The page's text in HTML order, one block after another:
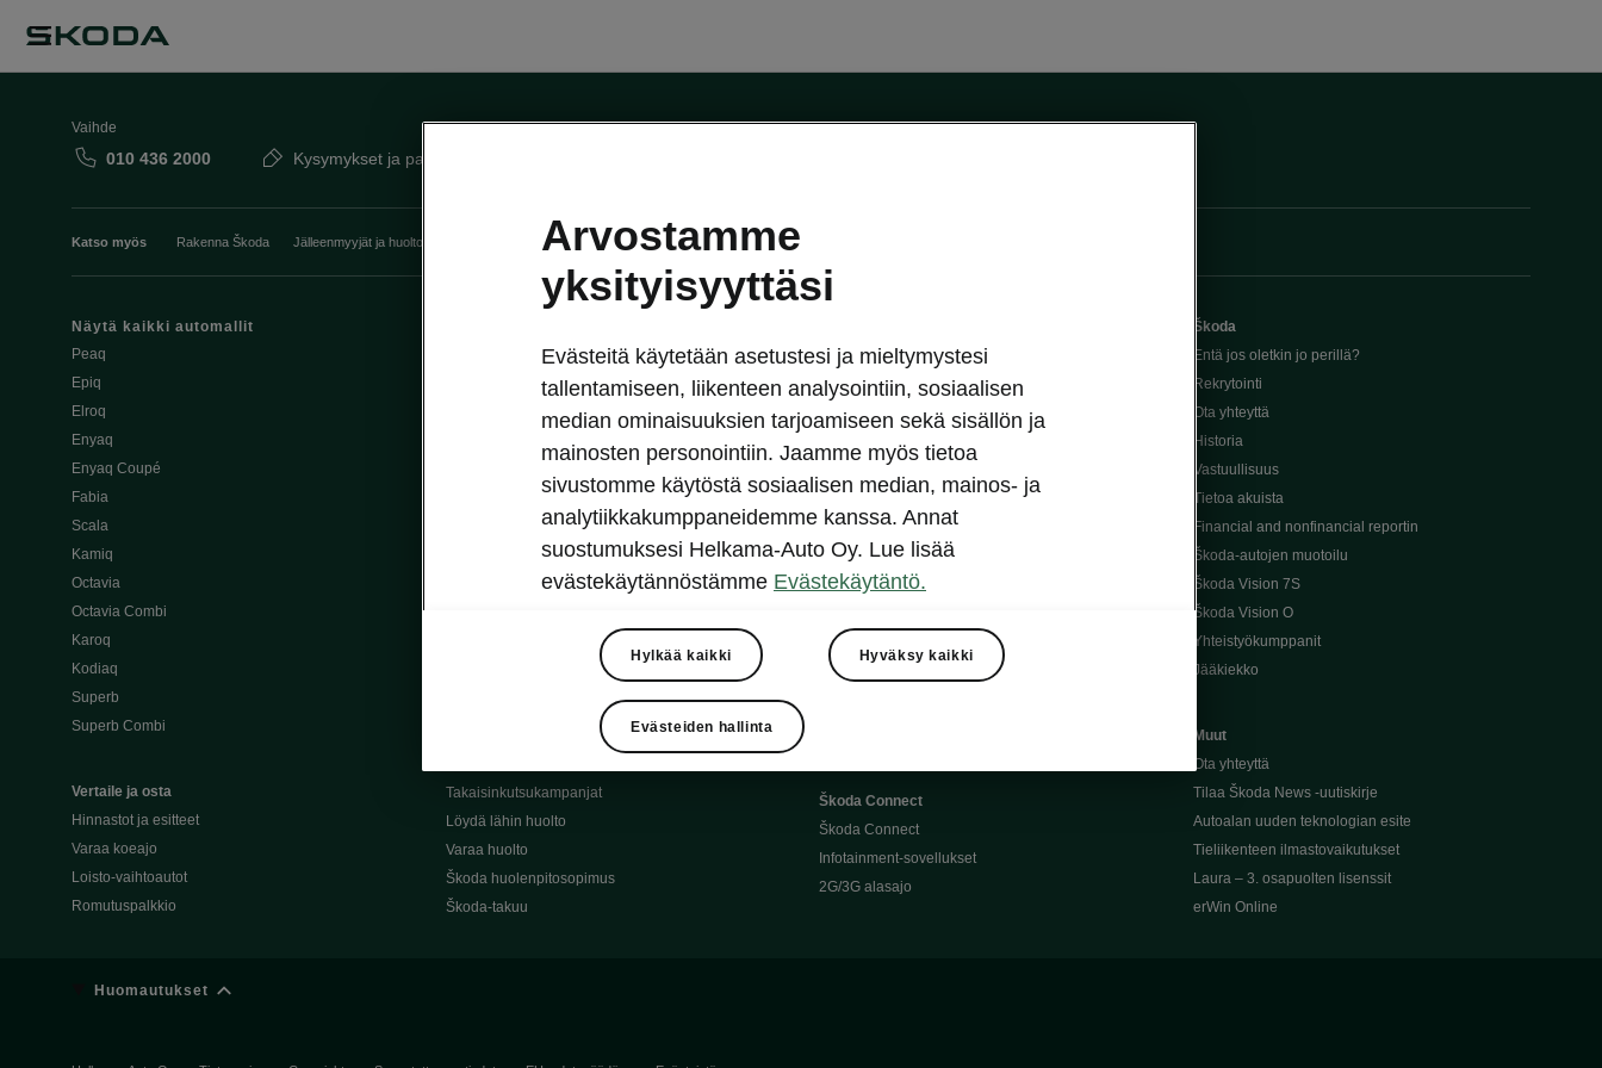
Vaihde
010 436 2000 Kysymykset ja palaute
Katso myös Rakenna Škoda Jälleenmyyjät ja huolto Heti vapaat Škoda-mallit Käyttöohjeet Škoda Shop
Näytä kaikki automallit
Peaq
Epiq
Elroq
Enyaq
Enyaq Coupé
Fabia
Scala
Kamiq
Octavia
Octavia Combi
Karoq
Kodiaq
Superb
Superb Combi
Vertaile ja osta
Hinnastot ja esitteet
Varaa koeajo
Loisto-vaihtoautot
Romutuspalkkio
Osta Škoda verkossa
Škoda Yksityisleasing
Škodan Vakuutus
Škoda 4×4 -mallit
Škoda-katumaasturimallit
Alkuperäiset Škoda-varaosat
Alkuperäiset Škoda-moottoriöljyt
Takaisinkutsukampanjat
Löydä lähin huolto
Varaa huolto
Škoda huolenpitosopimus
Škoda-takuu
Avustinjärjestelmät
Sähköautot ja hybridit
Sähköautot ja hybridit
Ladattavat hybridit
Vinkkejä sähköautoiluun
Ajoakku ja turvallisuus
Ohjelmiston päivitys
Kotilataus
Latauspisteet kartalla
Škoda Connect
Škoda Connect
Infotainment-sovellukset
2G/3G alasajo
Škoda
Entä jos oletkin jo perillä?
Rekrytointi
Ota yhteyttä
Historia
Vastuullisuus
Tietoa akuista
Financial and nonfinancial reportin
Škoda-autojen muotoilu
Škoda Vision 7S
Škoda Vision O
Yhteistyökumppanit
Jääkiekko
Muut
Ota yhteyttä
Tilaa Škoda News -uutiskirje
Autoalan uuden teknologian esite
Tieliikenteen ilmastovaikutukset
Laura – 3. osapuolten lisenssit
erWin Online
Huomautukset
Arvostamme
yksityisyyttäsi
Evästeitä käytetään asetustesi ja mieltymystesi
tallentamiseen, liikenteen analysointiin, sosiaalisen
median ominaisuuksien tarjoamiseen sekä sisällön ja
mainosten personointiin. Jaamme myös tietoa
sivustomme käytöstä sosiaalisen median, mainos- ja
analytiikkakumppaneidemme kanssa. Annat
suostumuksesi Helkama-Auto Oy. Lue lisää
evästekäytännöstämme Evästekäytäntö.
Hylkää kaikki Hyväksy kaikki
Evästeiden hallinta